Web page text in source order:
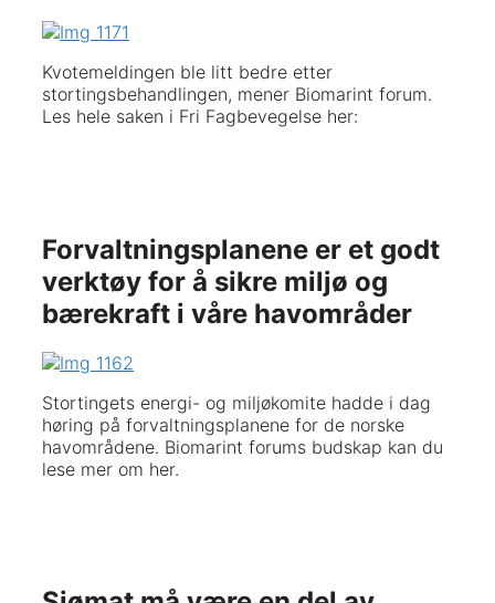
Kvotemeldingen ble litt bedre etter
stortingsbehandlingen, mener Biomarint forum.
Les hele saken i Fri Fagbevegelse her:
Forvaltningsplanene er et godt
verktøy for å sikre miljø og
bærekraft i våre havområder
Stortingets energi- og miljøkomite hadde i dag
høring på forvaltningsplanene for de norske
havområdene. Biomarint forums budskap kan du
lese mer om her.